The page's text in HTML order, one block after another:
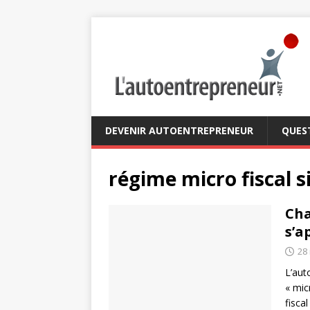
DEVENIR AUTOENTREPRENEUR
régime micro fiscal
28
«